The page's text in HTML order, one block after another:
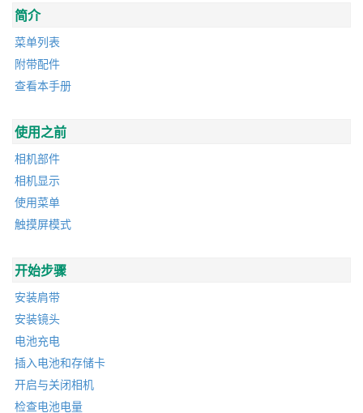
简介
菜单列表
附带配件
查看本手册
使用之前
相机部件
相机显示
使用菜单
触摸屏模式
开始步骤
安装肩带
安装镜头
电池充电
插入电池和存储卡
开启与关闭相机
检查电池电量